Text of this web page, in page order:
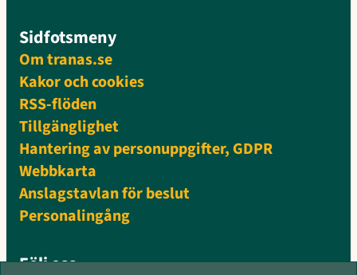
Sidfotsmeny
Om tranas.se
Kakor och cookies
RSS-flöden
Tillgänglighet
Hantering av personuppgifter, GDPR
Webbkarta
Anslagstavlan för beslut
Personalingång
Följ oss